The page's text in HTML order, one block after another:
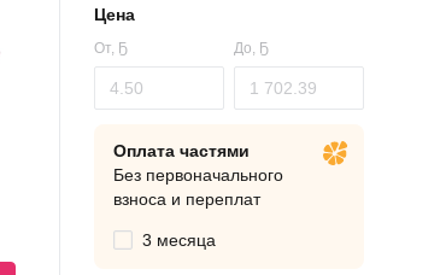
Цена
От, Ҕ До, Ҕ
Оплата частями
Без первоначального
взноса и переплат
3 месяца